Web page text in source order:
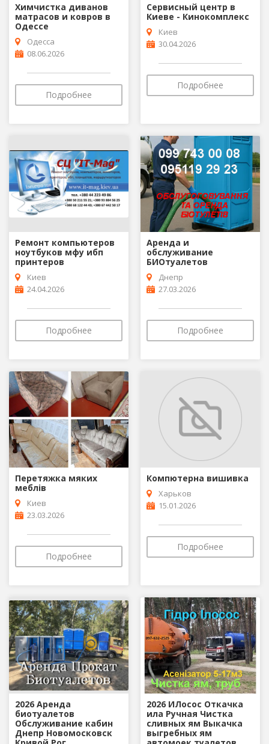
Химчистка диванов
матрасов и ковров в
Одессе
Одесса
08.06.2026
Подробнее
Сервисный центр в
Киеве - Кинокомплекс
Киев
30.04.2026
Подробнее
Ремонт компьютеров
ноутбуков мфу ибп
принтеров
Киев
24.04.2026
Подробнее
Аренда и
обслуживание
БИОтуалетов
Днепр
27.03.2026
Подробнее
Перетяжка мяких
меблів
Киев
23.03.2026
Подробнее
Компютерна вишивка
Харьков
15.01.2026
Подробнее
2026 Аренда
биотуалетов
Обслуживание кабин
Днепр Новомосковск
2026 ИЛосос Откачка
ила Ручная Чистка
сливных ям Выкачка
выгребных ям